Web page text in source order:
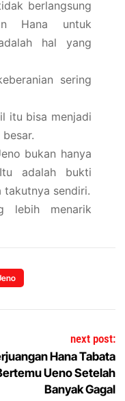
berlangsung
Hana untuk
hal yang
sering
itu bisa menjadi
bukan hanya
adalah bukti
takutnya sendiri.
lebih menarik
next post:
Hana Tabata
Ueno Setelah
Banyak Gagal